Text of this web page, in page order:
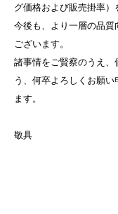
グ価格および販売掛率）
今後も、より一層の品
ございます。
諸事情をご賢察のうえ、
う、何卒よろしくお願い
ます。
敬具